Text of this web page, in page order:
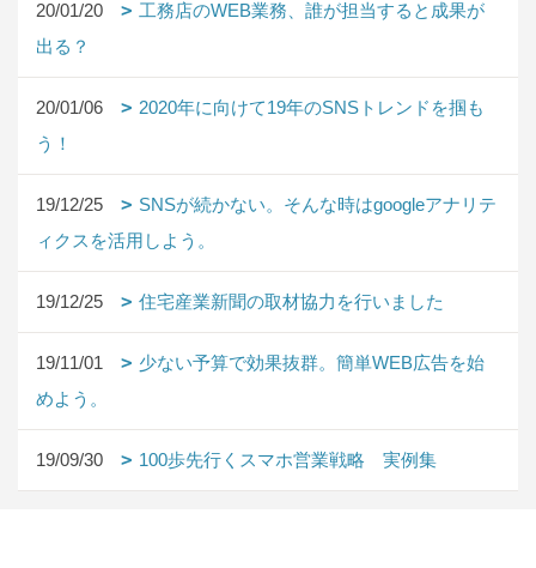
20/01/20
工務店のWEB業務、誰が担当すると成果が
出る？
20/01/06
2020年に向けて19年のSNSトレンドを掴も
う！
19/12/25
SNSが続かない。そんな時はgoogleアナリテ
ィクスを活用しよう。
19/12/25 住宅産業新聞の取材協力を行いました
19/11/01
少ない予算で効果抜群。簡単WEB広告を始
めよう。
19/09/30 100歩先行くスマホ営業戦略 実例集